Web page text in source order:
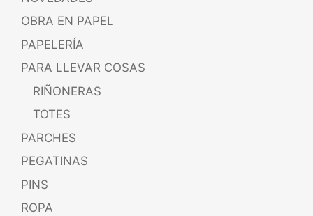
OBRA EN PAPEL
PAPELERÍA
PARA LLEVAR COSAS
RIÑONERAS
TOTES
PARCHES
PEGATINAS
PINS
ROPA